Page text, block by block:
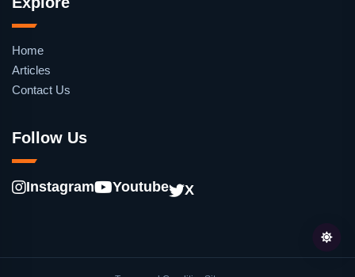
Home
Articles
Contact Us
Follow Us
Instagram Youtube X